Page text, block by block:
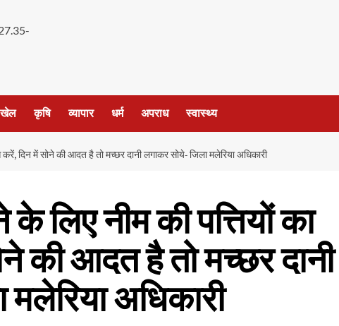
खेल कृषि व्यापार धर्म अपराध स्वास्थ्य
दिन में सोने की आदत है तो मच्छर दानी लगाकर सोये- जिला मलेरिया अधिकारी
लिए नीम की पत्तियों का
की आदत है तो मच्छर दानी
अधिकारी